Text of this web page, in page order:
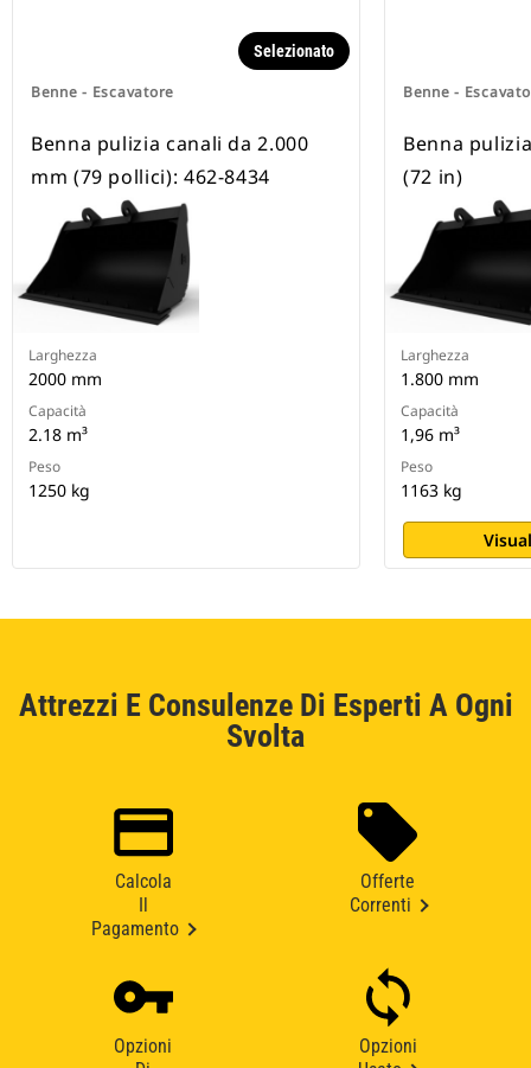
Benne - Escavatore
Selezionato
Benna pulizia canali da 2.000
mm (79 pollici): 462-8434
Larghezza
2000 mm
Capacità
2.18 m³
Peso
1250 kg
Benne -
Benna
(72 in)
Larghezza
1.800 mm
Capacità
1,96 m³
Peso
1163 kg
Attrezzi E Consulenze Di Esperti A Ogni
Svolta
Calcola
Pagamento
Offerte
Correnti
Opzioni
Opzioni